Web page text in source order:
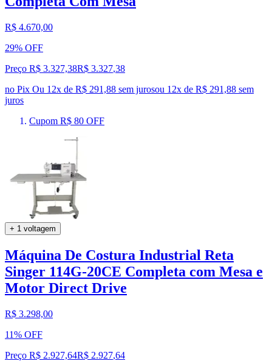
R$ 4.670,00
29% OFF
Preço R$ 3.327,38R$ 3.327,38
no Pix Ou 12x de R$ 291,88 sem jurosou 12x de R$ 291,88 sem
juros
Cupom R$ 80 OFF
+ 1 voltagem
Máquina De Costura Industrial Reta
Singer 114G-20CE Completa com Mesa e
Motor Direct Drive
R$ 3.298,00
11% OFF
Preço R$ 2.927,64R$ 2.927,64